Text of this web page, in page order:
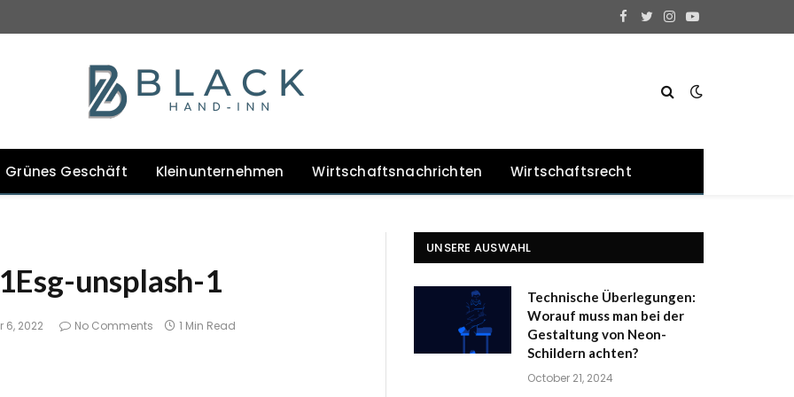
Facebook
TwitterInstagram
YouTube
Grünes Geschäft Kleinunternehmen Wirtschaftsnachrichten Wirtschaftsrecht
unsplash-1
6, 2022 No Comments 1 Min Read
UNSERE AUSWAHL
Technische Überlegungen:
Worauf muss man bei der
Gestaltung von Neon-
Schildern achten?
October 21, 2024